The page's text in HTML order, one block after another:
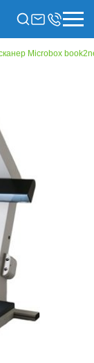
Microbox